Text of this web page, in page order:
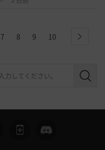
7 8 9 10 next
検